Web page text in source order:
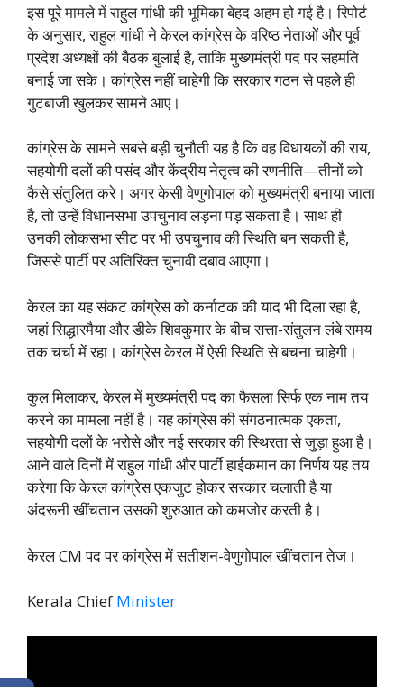
इस पूरे मामले में राहुल गांधी की भूमिका बेहद अहम हो गई है। रिपोर्ट
के अनुसार, राहुल गांधी ने केरल कांग्रेस के वरिष्ठ नेताओं और पूर्व
प्रदेश अध्यक्षों की बैठक बुलाई है, ताकि मुख्यमंत्री पद पर सहमति
बनाई जा सके। कांग्रेस नहीं चाहेगी कि सरकार गठन से पहले ही
गुटबाजी खुलकर सामने आए।
कांग्रेस के सामने सबसे बड़ी चुनौती यह है कि वह विधायकों की राय,
सहयोगी दलों की पसंद और केंद्रीय नेतृत्व की रणनीति—तीनों को
कैसे संतुलित करे। अगर केसी वेणुगोपाल को मुख्यमंत्री बनाया जाता
है, तो उन्हें विधानसभा उपचुनाव लड़ना पड़ सकता है। साथ ही
उनकी लोकसभा सीट पर भी उपचुनाव की स्थिति बन सकती है,
जिससे पार्टी पर अतिरिक्त चुनावी दबाव आएगा।
केरल का यह संकट कांग्रेस को कर्नाटक की याद भी दिला रहा है,
जहां सिद्धारमैया और डीके शिवकुमार के बीच सत्ता-संतुलन लंबे समय
तक चर्चा में रहा। कांग्रेस केरल में ऐसी स्थिति से बचना चाहेगी।
कुल मिलाकर, केरल में मुख्यमंत्री पद का फैसला सिर्फ एक नाम तय
करने का मामला नहीं है। यह कांग्रेस की संगठनात्मक एकता,
सहयोगी दलों के भरोसे और नई सरकार की स्थिरता से जुड़ा हुआ है।
आने वाले दिनों में राहुल गांधी और पार्टी हाईकमान का निर्णय यह तय
करेगा कि केरल कांग्रेस एकजुट होकर सरकार चलाती है या
अंदरूनी खींचतान उसकी शुरुआत को कमजोर करती है।
केरल CM पद पर कांग्रेस में सतीशन-वेणुगोपाल खींचतान तेज।
Kerala Chief Minister